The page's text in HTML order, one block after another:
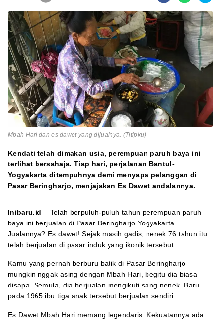
Mbah Hari dan es dawet yang dijualnya. (Titipku)
Kendati telah dimakan usia, perempuan paruh baya ini
terlihat bersahaja. Tiap hari, perjalanan Bantul-
Yogyakarta ditempuhnya demi menyapa pelanggan di
Pasar Beringharjo, menjajakan Es Dawet andalannya.
Inibaru.id – Telah berpuluh-puluh tahun perempuan paruh
baya ini berjualan di Pasar Beringharjo Yogyakarta.
Jualannya? Es dawet! Sejak masih gadis, nenek 76 tahun itu
telah berjualan di pasar induk yang ikonik tersebut.
Kamu yang pernah berburu batik di Pasar Beringharjo
mungkin nggak asing dengan Mbah Hari, begitu dia biasa
disapa. Semula, dia berjualan mengikuti sang nenek. Baru
pada 1965 ibu tiga anak tersebut berjualan sendiri.
Es Dawet Mbah Hari memang legendaris. Kekuatannya ada